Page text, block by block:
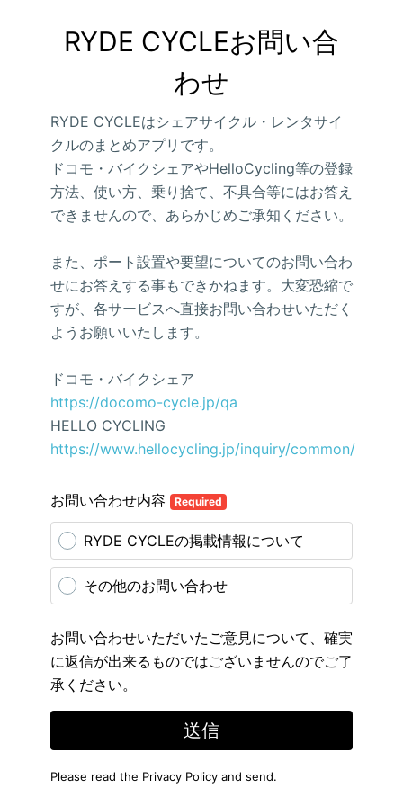
RYDE CYCLEお問い合
わせ
RYDE CYCLEはシェアサイクル・レンタサイ
クルのまとめアプリです。
ドコモ・バイクシェアやHelloCycling等の登録
方法、使い方、乗り捨て、不具合等にはお答え
できませんので、あらかじめご承知ください。
また、ポート設置や要望についてのお問い合わ
せにお答えする事もできかねます。大変恐縮で
すが、各サービスへ直接お問い合わせいただく
ようお願いいたします。
ドコモ・バイクシェア
https://docomo-cycle.jp/qa
HELLO CYCLING
https://www.hellocycling.jp/inquiry/common/
お問い合わせ内容 Required
RYDE CYCLEの掲載情報について
その他のお問い合わせ
お問い合わせいただいたご意見について、確実
に返信が出来るものではございませんのでご了
承ください。
送信
Please read the Privacy Policy and send.